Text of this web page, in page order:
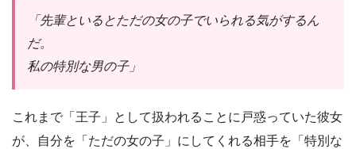
「先輩といるとただの女の子でいられる気がするん
だ。
私の特別な男の子」
これまで「王子」として扱われることに戸惑っていた彼女
が、自分を「ただの女の子」にしてくれる相手を「特別な